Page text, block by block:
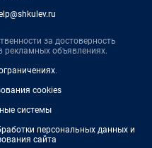
за достоверность
объявлениях.
.
cookies
системы
персональных данных и
сайта